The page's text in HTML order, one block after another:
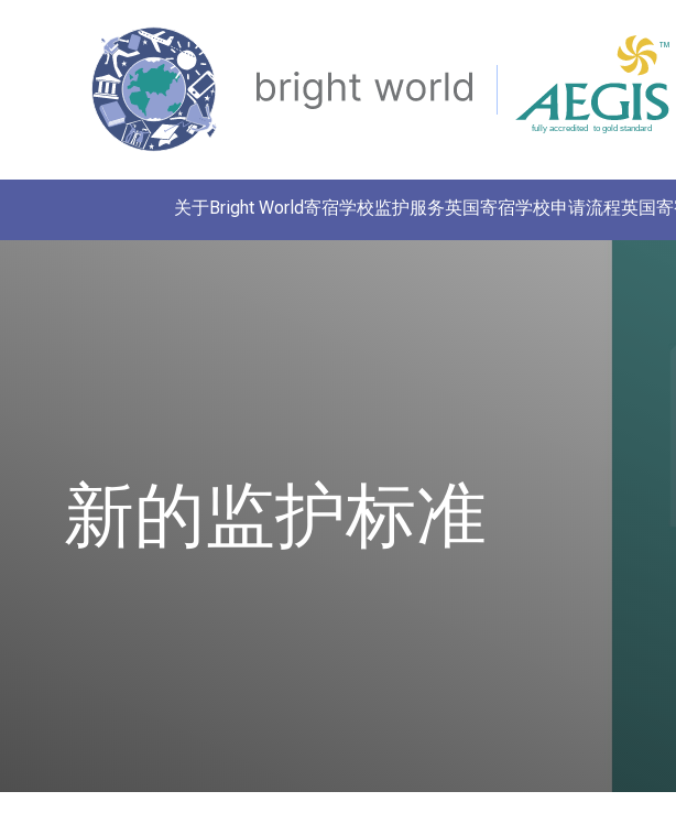
关于Bright World寄宿学校监护服务英国寄宿学校申请流程英国
新的监护标准